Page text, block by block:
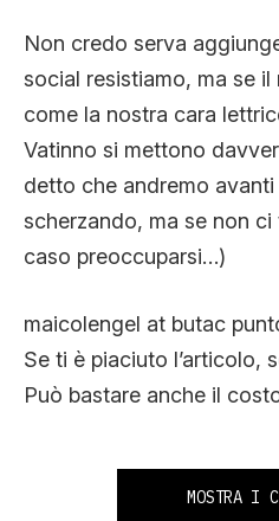
Non credo serva
social resistiamo, ma se
come la nostra cara
Vatinno si mettono
detto che andremo
scherzando, ma se non
caso preoccuparsi…)
maicolengel at butac
Se ti è piaciuto l’articolo,
Può bastare anche il
MOSTRA I